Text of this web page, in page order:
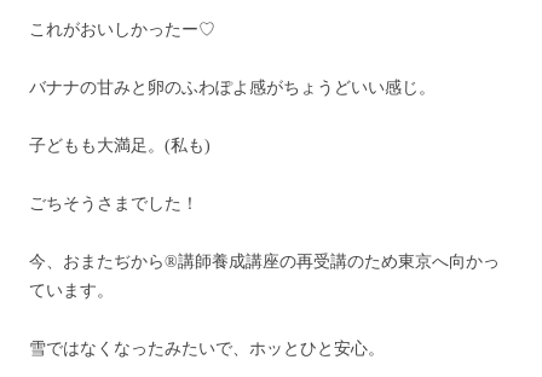
これがおいしかったー♡
バナナの甘みと卵のふわぽよ感がちょうどいい感じ。
子どもも大満足。(私も)
ごちそうさまでした！
今、おまたぢから®講師養成講座の再受講のため東京へ向かっ
ています。
雪ではなくなったみたいで、ホッとひと安心。